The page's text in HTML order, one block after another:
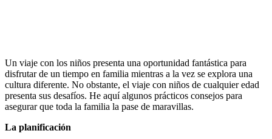
Un viaje con los niños presenta una oportunidad fantástica para
disfrutar de un tiempo en familia mientras a la vez se explora una
cultura diferente. No obstante, el viaje con niños de cualquier edad
presenta sus desafíos. He aquí algunos prácticos consejos para
asegurar que toda la familia la pase de maravillas.
La planificación